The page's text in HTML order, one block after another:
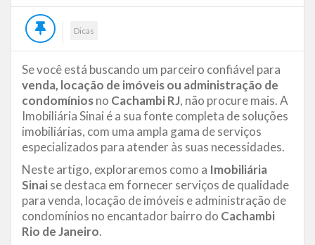
Dicas
Se você está buscando um parceiro confiável para
venda, locação de imóveis ou administração de
condomíniosno Cachambi RJ, não procure mais. A
Imobiliária Sinai é a sua fonte completa de soluções
imobiliárias, com uma ampla gama de serviços
especializados para atender às suas necessidades.
Neste artigo, exploraremos como a Imobiliária
Sinaise destaca em fornecer serviços de qualidade
para venda, locação de imóveis e administração de
condomínios no encantador bairro do Cachambi
Rio de Janeiro.